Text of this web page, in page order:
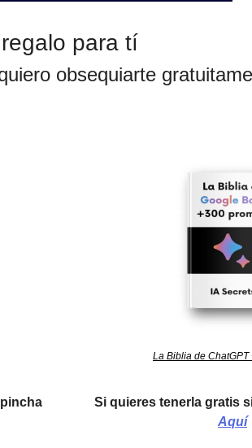
para tí
obsequiarte
La Biblia de ChatGPT
Aquí